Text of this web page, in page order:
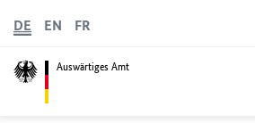
Auswärtiges Amt
DE EN FR